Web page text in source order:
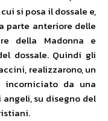
si posa il dossale e,
parte anteriore delle
della Madonna e
dossale. Quindi gli
realizzarono, un
incorniciato da una
su disegno del